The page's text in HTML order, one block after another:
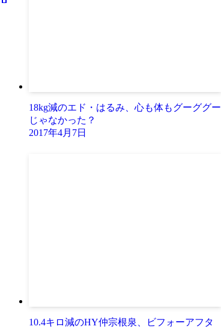
18kg減のエド・はるみ、心も体もグーググー
じゃなかった？
2017年4月7日
10.4キロ減のHY仲宗根泉、ビフォーアフタ